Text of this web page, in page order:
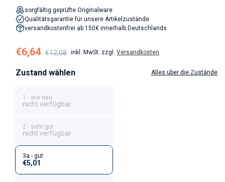
sorgfältig geprüfte Originalware
Qualitätsgarantie für unsere Artikelzustände
versandkostenfrei ab 150€ innerhalb Deutschlands
Verkaufspreis
€6,64 Normaler Preis
€12,08 inkl. MwSt. zzgl.Versandkosten
Zustand wählen Alles über die Zustände
1 - wie neu
nicht verfügbar
2 - sehr gut
nicht verfügbar
3a - gut
€5,01